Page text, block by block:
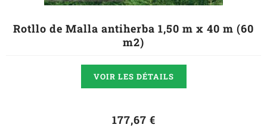
Rotllo de Malla antiherba 1,50 m x 40 m (60
m2)
VOIR LES DÉTAILS
177,67 €